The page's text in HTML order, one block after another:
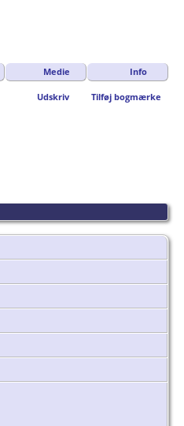
Medie Info
Udskriv Tilføj bogmærke